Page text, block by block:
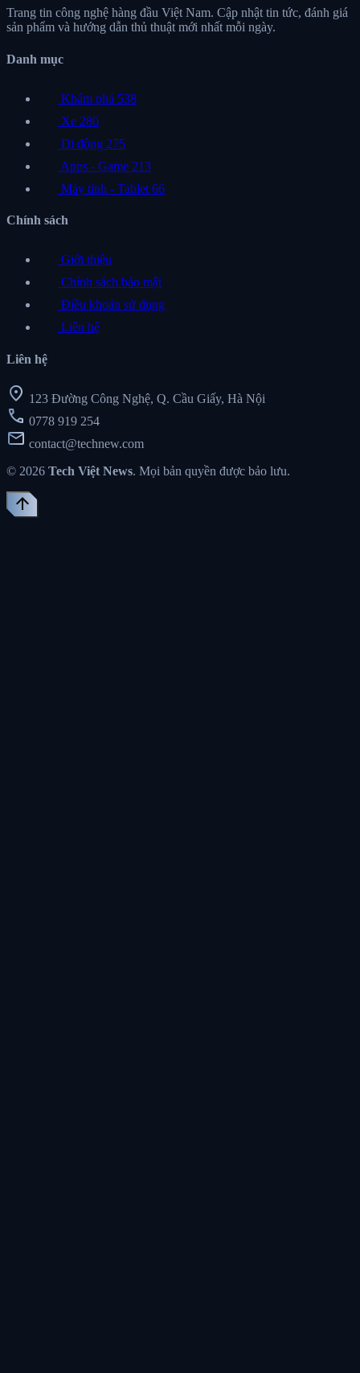
Trang tin công nghệ hàng đầu Việt Nam. Cập nhật tin tức, đánh giá
sản phẩm và hướng dẫn thủ thuật mới nhất mỗi ngày.
Danh mục
Khám phá 538
Xe 280
Di động 275
Apps - Game 213
Máy tính - Tablet 66
Chính sách
Giới thiệu
Chính sách bảo mật
Điều khoản sử dụng
Liên hệ
Liên hệ
location_on 123 Đường Công Nghệ, Q. Cầu Giấy, Hà Nội
call 0778 919 254
mail contact@technew.com
© 2026 Tech Việt News. Mọi bản quyền được bảo lưu.
arrow_upward